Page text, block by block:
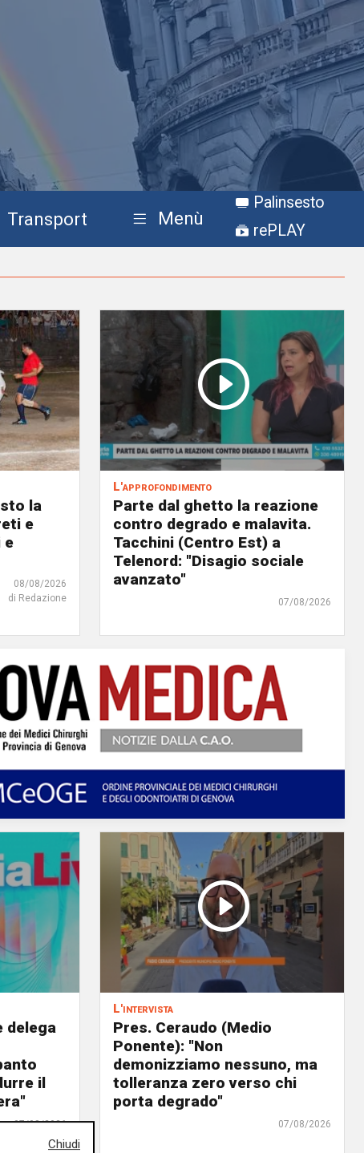
Transport Menù
Palinsesto
rePLAY
la
e
e
08/08/2026
di Redazione
L'approfondimento
Parte dal ghetto la reazione
contro degrado e malavita.
Tacchini (Centro Est) a
Telenord: "Disagio sociale
avanzato"
07/08/2026
delega
il
07/08/2026
L'intervista
Pres. Ceraudo (Medio
Ponente): "Non
demonizziamo nessuno, ma
tolleranza zero verso chi
porta degrado"
07/08/2026
Chiudi